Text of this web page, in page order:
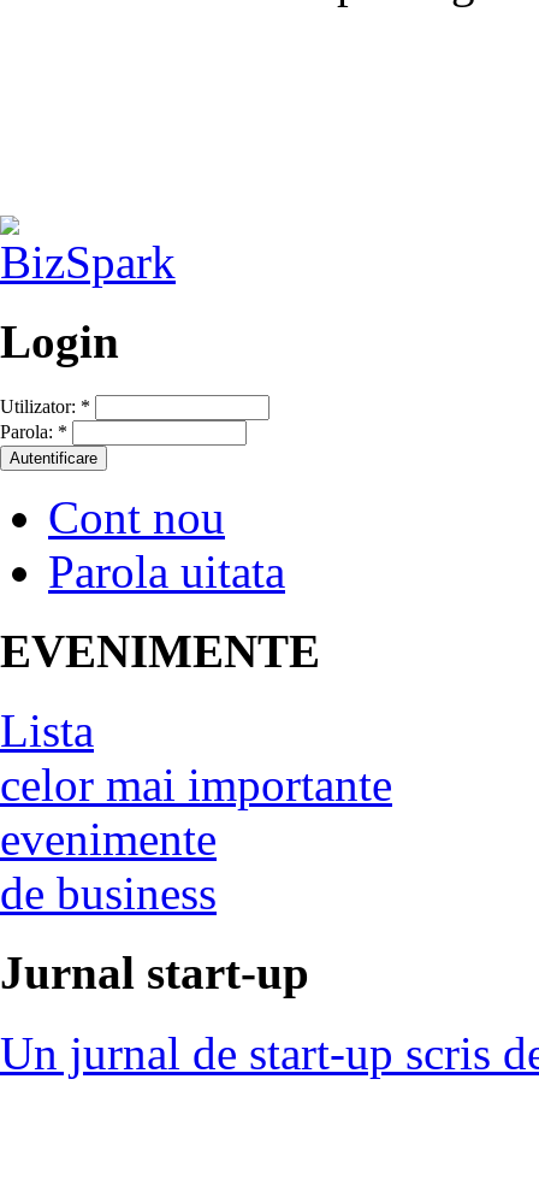
Login
Utilizator: *
Parola: *
Cont nou
Parola uitata
EVENIMENTE
Lista
celor mai importante
evenimente
de business
Jurnal start-up
Un jurnal de start-up scris